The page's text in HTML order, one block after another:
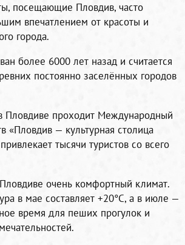
посещающие Пловдив, часто
впечатлением от красоты и
города.
более 6000 лет назад и считается
постоянно заселённых городов
Пловдиве проходит Международный
«Пловдив — культурная столица
тысячи туристов со всего
очень комфортный климат.
в мае составляет +20°C, а в июле —
время для пеших прогулок и